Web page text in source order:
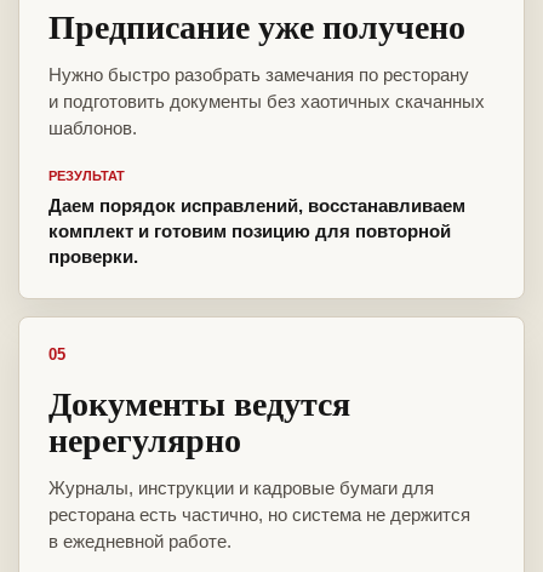
Предписание уже получено
Нужно быстро разобрать замечания по ресторану
и подготовить документы без хаотичных скачанных
шаблонов.
РЕЗУЛЬТАТ
Даем порядок исправлений, восстанавливаем
комплект и готовим позицию для повторной
проверки.
05
Документы ведутся
нерегулярно
Журналы, инструкции и кадровые бумаги для
ресторана есть частично, но система не держится
в ежедневной работе.